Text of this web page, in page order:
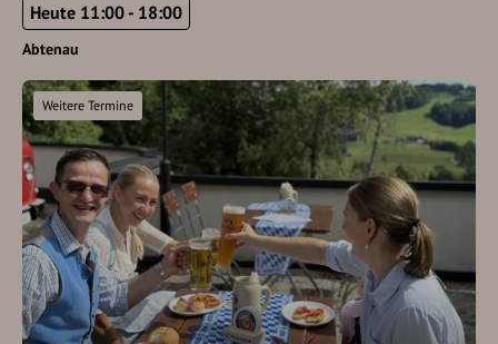
Heute 11:00 - 18:00
Abtenau
Weitere Termine